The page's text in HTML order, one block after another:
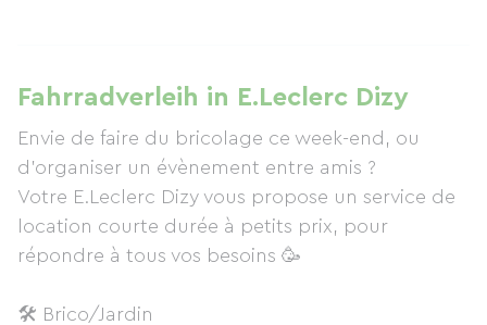
Fahrradverleih in E.Leclerc Dizy
Envie de faire du bricolage ce week-end, ou
d'organiser un évènement entre amis ?
Votre E.Leclerc Dizy vous propose un service de
location courte durée à petits prix, pour
répondre à tous vos besoins 🥳
🛠 Brico/Jardin